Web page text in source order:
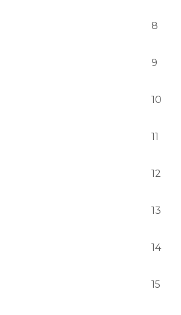
8
9
10
11
12
13
14
15